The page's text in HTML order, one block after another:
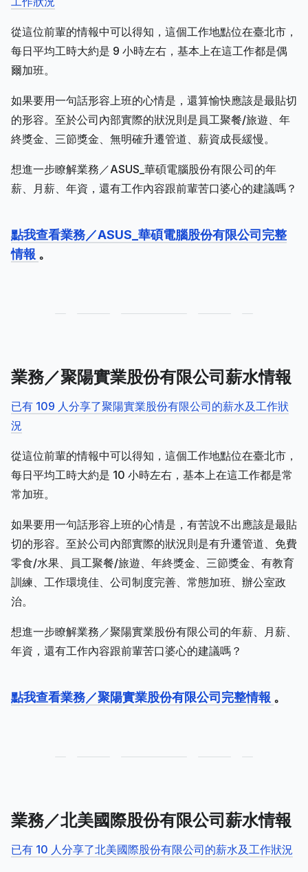
從這位前輩的情報中可以得知，這個工作地點位在臺北市，
每日平均工時大約是 9 小時左右，基本上在這工作都是偶
爾加班。
如果要用一句話形容上班的心情是，還算愉快應該是最貼切
的形容。至於公司內部實際的狀況則是員工聚餐/旅遊、年
終獎金、三節獎金、無明確升遷管道、薪資成長緩慢。
想進一步瞭解業務／ASUS_華碩電腦股份有限公司的年
薪、月薪、年資，還有工作內容跟前輩苦口婆心的建議嗎？
點我查看業務／ASUS_華碩電腦股份有限公司完整
情報 。
業務／聚陽實業股份有限公司薪水情報
已有 109 人分享了聚陽實業股份有限公司的薪水及工作狀
況
從這位前輩的情報中可以得知，這個工作地點位在臺北市，
每日平均工時大約是 10 小時左右，基本上在這工作都是常
常加班。
如果要用一句話形容上班的心情是，有苦說不出應該是最貼
切的形容。至於公司內部實際的狀況則是有升遷管道、免費
零食/水果、員工聚餐/旅遊、年終獎金、三節獎金、有教育
訓練、工作環境佳、公司制度完善、常態加班、辦公室政
治。
想進一步瞭解業務／聚陽實業股份有限公司的年薪、月薪、
年資，還有工作內容跟前輩苦口婆心的建議嗎？
點我查看業務／聚陽實業股份有限公司完整情報 。
業務／北美國際股份有限公司薪水情報
已有 10 人分享了北美國際股份有限公司的薪水及工作狀況